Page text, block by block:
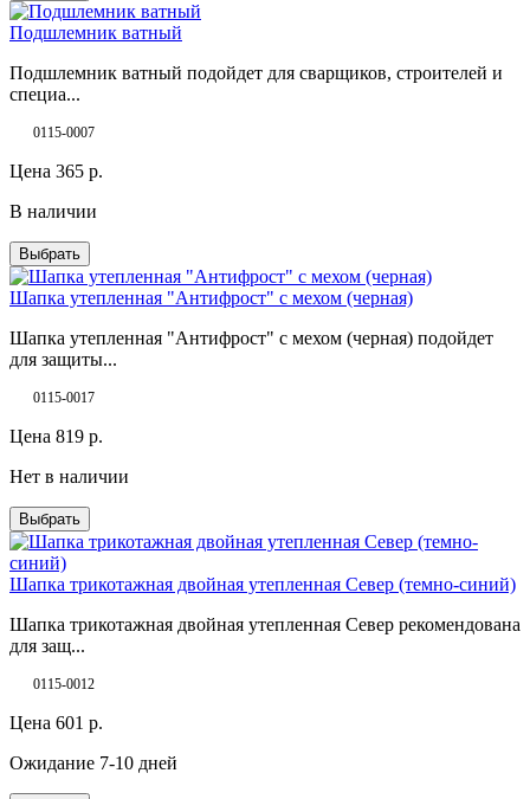
Подшлемник ватный
Подшлемник ватный подойдет для сварщиков, строителей и
специа...
0115-0007
Цена 365 р.
В наличии
Выбрать
Шапка утепленная "Антифрост" с мехом (черная)
Шапка утепленная "Антифрост" с мехом (черная) подойдет
для защиты...
0115-0017
Цена 819 р.
Нет в наличии
Выбрать
Шапка трикотажная двойная утепленная Север (темно-синий)
Шапка трикотажная двойная утепленная Север рекомендована
для защ...
0115-0012
Цена 601 р.
Ожидание 7-10 дней